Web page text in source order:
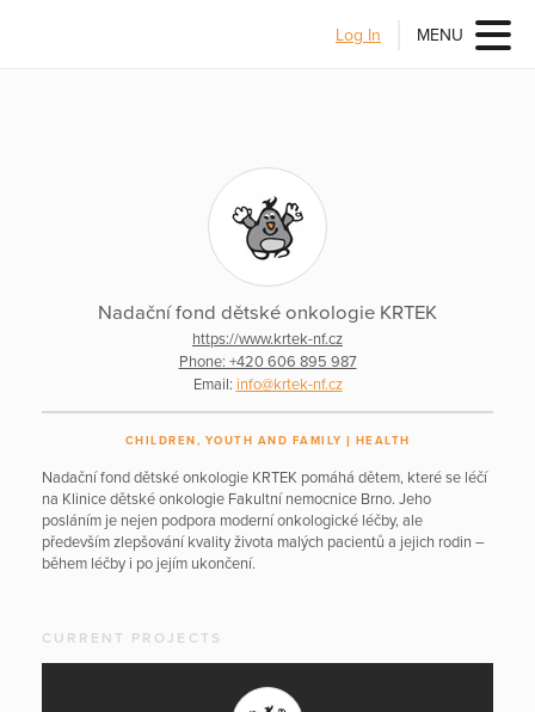
Log In MENU
Nadační fond dětské onkologie KRTEK
https://www.krtek-nf.cz
Phone: +420 606 895 987
Email: info@krtek-nf.cz
CHILDREN, YOUTH AND FAMILY HEALTH
Nadační fond dětské onkologie KRTEK pomáhá dětem, které se léčí
na Klinice dětské onkologie Fakultní nemocnice Brno. Jeho
posláním je nejen podpora moderní onkologické léčby, ale
především zlepšování kvality života malých pacientů a jejich rodin –
během léčby i po jejím ukončení.
CURRENT PROJECTS